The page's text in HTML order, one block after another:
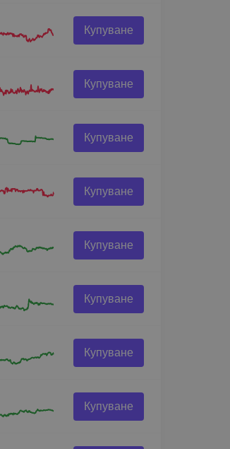
Купуване
Купуване
Купуване
Купуване
Купуване
Купуване
Купуване
Купуване